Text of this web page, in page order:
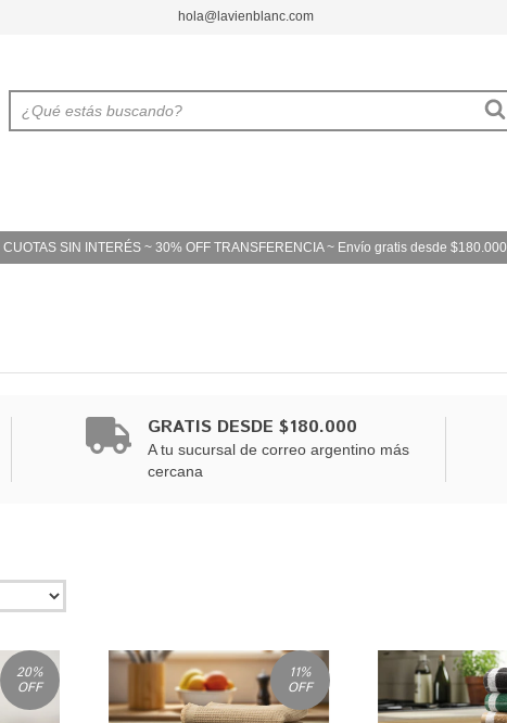
hola@lavienblanc.com
CUOTAS SIN INTERÉS ~ 30% OFF TRANSFERENCIA ~ Envío gratis desde $180.000
GRATIS DESDE $180.000
A tu sucursal de correo argentino más
cercana
20%
OFF
11%
OFF